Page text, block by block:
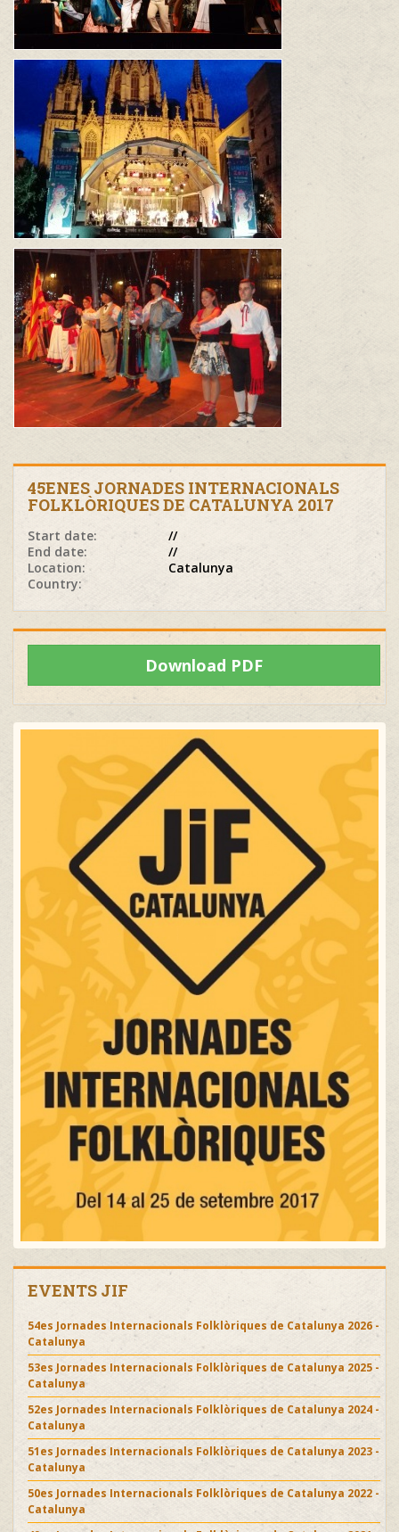
45ENES JORNADES INTERNACIONALS
FOLKLÒRIQUES DE CATALUNYA 2017
Start date:
//
End date:
//
Location:
Catalunya
Country:
Download PDF
EVENTS JIF
54es Jornades Internacionals Folklòriques de Catalunya 2026 -
Catalunya
53es Jornades Internacionals Folklòriques de Catalunya 2025 -
Catalunya
52es Jornades Internacionals Folklòriques de Catalunya 2024 -
Catalunya
51es Jornades Internacionals Folklòriques de Catalunya 2023 -
Catalunya
50es Jornades Internacionals Folklòriques de Catalunya 2022 -
Catalunya